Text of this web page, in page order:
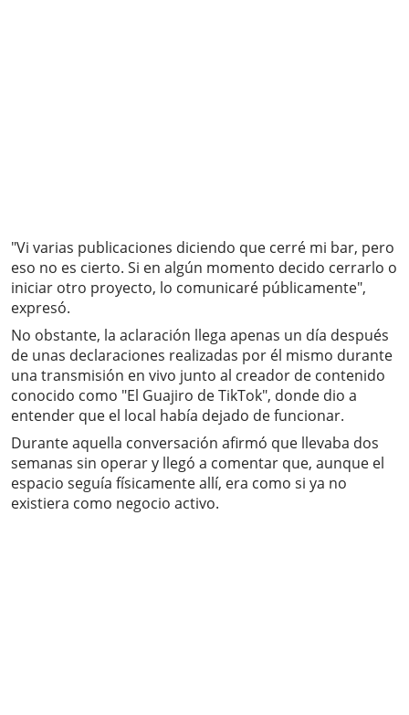
"Vi varias publicaciones diciendo que cerré mi bar, pero
eso no es cierto. Si en algún momento decido cerrarlo o
iniciar otro proyecto, lo comunicaré públicamente",
expresó.
No obstante, la aclaración llega apenas un día después
de unas declaraciones realizadas por él mismo durante
una transmisión en vivo junto al creador de contenido
conocido como "El Guajiro de TikTok", donde dio a
entender que el local había dejado de funcionar.
Durante aquella conversación afirmó que llevaba dos
semanas sin operar y llegó a comentar que, aunque el
espacio seguía físicamente allí, era como si ya no
existiera como negocio activo.